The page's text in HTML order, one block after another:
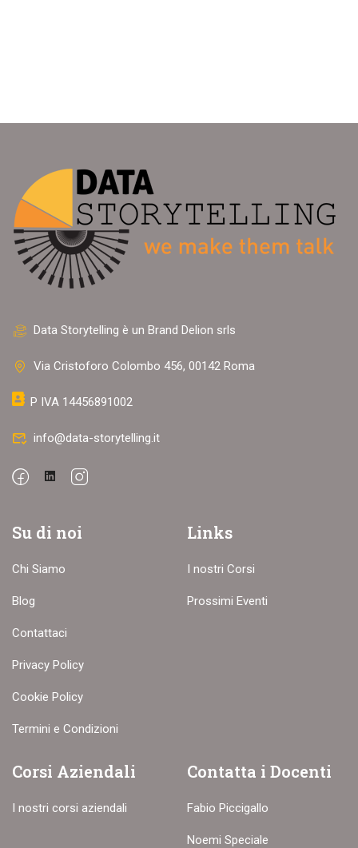
Data Storytelling è un Brand Delion srls
Via Cristoforo Colombo 456, 00142 Roma
P IVA 14456891002
info@data-storytelling.it
Su di noi
Chi Siamo
Blog
Contattaci
Privacy Policy
Cookie Policy
Termini e Condizioni
Links
I nostri Corsi
Prossimi Eventi
Corsi Aziendali
I nostri corsi aziendali
Contatta i Docenti
Fabio Piccigallo
Noemi Speciale